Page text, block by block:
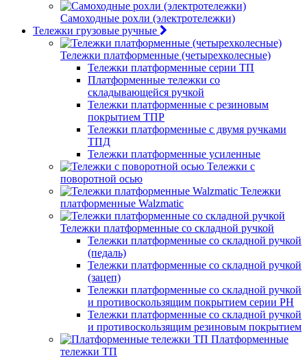
Самоходные рохли (электротележки)
Тележки грузовые ручные
Тележки платформенные (четырехколесные)
Тележки платформенные серии ТП
Платформенные тележки со
складывающейся ручкой
Тележки платформенные с резиновым
покрытием ТПР
Тележки платформенные с двумя ручками
ТПД
Тележки платформенные усиленные
Тележки с
поворотной осью
Тележки
платформенные Walzmatic
Тележки платформенные со складной ручкой
Тележки платформенные со складной ручкой
(педаль)
Тележки платформенные со складной ручкой
(зацеп)
Тележки платформенные со складной ручкой
и противоскользящим покрытием серии PH
Тележки платформенные со складной ручкой
и противоскользящим резиновым покрытием
Платформенные
тележки ТП